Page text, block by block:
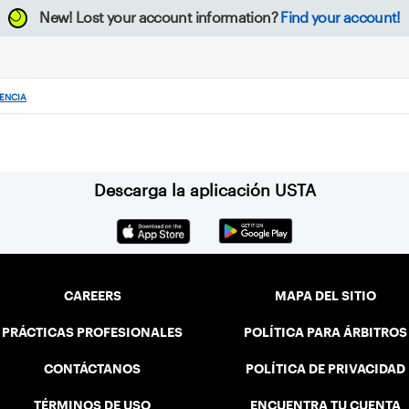
New! Lost your account information? Find your account!
Descarga la aplicación USTA
CAREERS
PRÁCTICAS PROFESIONALES
CONTÁCTANOS
TÉRMINOS DE USO
MAPA DEL SITIO
POLÍTICA PARA ÁRBITROS
POLÍTICA DE PRIVACIDAD
ENCUENTRA TU CUENTA